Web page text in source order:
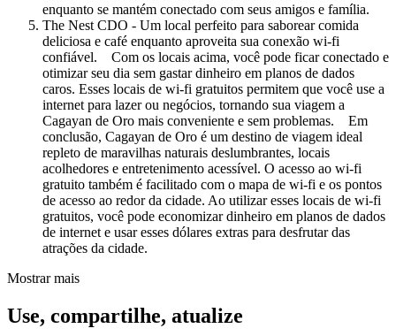
enquanto se mantém conectado com seus amigos e família.
The Nest CDO - Um local perfeito para saborear comida
deliciosa e café enquanto aproveita sua conexão wi-fi
confiável. Com os locais acima, você pode ficar conectado e
otimizar seu dia sem gastar dinheiro em planos de dados
caros. Esses locais de wi-fi gratuitos permitem que você use a
internet para lazer ou negócios, tornando sua viagem a
Cagayan de Oro mais conveniente e sem problemas. Em
conclusão, Cagayan de Oro é um destino de viagem ideal
repleto de maravilhas naturais deslumbrantes, locais
acolhedores e entretenimento acessível. O acesso ao wi-fi
gratuito também é facilitado com o mapa de wi-fi e os pontos
de acesso ao redor da cidade. Ao utilizar esses locais de wi-fi
gratuitos, você pode economizar dinheiro em planos de dados
de internet e usar esses dólares extras para desfrutar das
atrações da cidade.
Mostrar mais
Use, compartilhe, atualize